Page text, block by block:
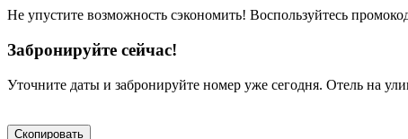
Не упустите возможность сэкономить! Воспользуйтесь
Забронируйте сейчас!
Уточните даты и забронируйте номер уже сегодня. Отель на
Скопировать